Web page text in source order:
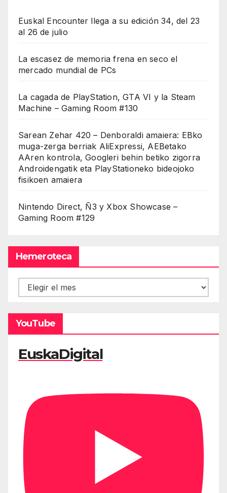
Euskal Encounter llega a su edición 34, del 23
al 26 de julio
La escasez de memoria frena en seco el
mercado mundial de PCs
La cagada de PlayStation, GTA VI y la Steam
Machine – Gaming Room #130
Sarean Zehar 420 – Denboraldi amaiera: EBko
muga-zerga berriak AliExpressi, AEBetako
AAren kontrola, Googleri behin betiko zigorra
Androidengatik eta PlayStationeko bideojoko
fisikoen amaiera
Nintendo Direct, Ñ3 y Xbox Showcase –
Gaming Room #129
Hemeroteca
Hemeroteca
YouTube
EuskaDigital